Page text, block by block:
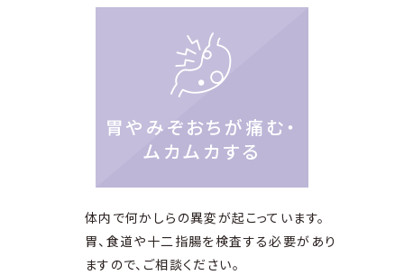
胃やみぞおちが痛む・
ムカムカする
体内で何かしらの異変が起こっています。
胃、食道や十二指腸を検査する必要があり
ますので、ご相談ください。